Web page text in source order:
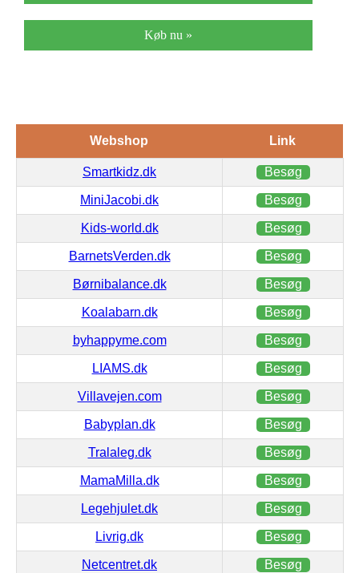
Køb nu »
Webshop Link
Smartkidz.dk Besøg
MiniJacobi.dk Besøg
Kids-world.dk Besøg
BarnetsVerden.dk Besøg
Børnibalance.dk Besøg
Koalabarn.dk Besøg
byhappyme.com Besøg
LIAMS.dk Besøg
Villavejen.com Besøg
Babyplan.dk Besøg
Tralaleg.dk Besøg
MamaMilla.dk Besøg
Legehjulet.dk Besøg
Livrig.dk Besøg
Netcentret.dk Besøg